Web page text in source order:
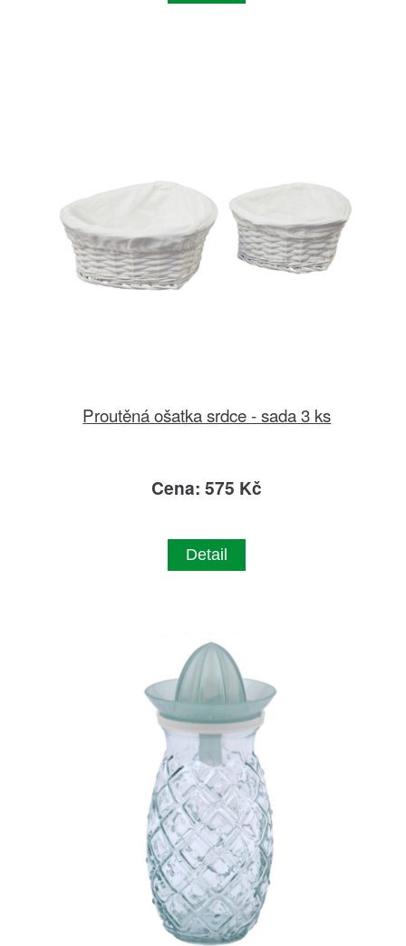
Proutěná ošatka srdce - sada 3 ks
Cena: 575 Kč
Detail